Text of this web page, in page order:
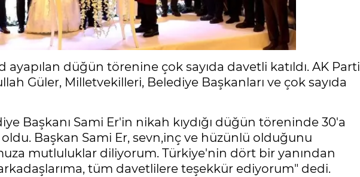
ayapılan düğün törenine çok sayıda davetli katıldı. AK Parti
Güler, Milletvekilleri, Belediye Başkanları ve çok sayıda
Başkanı Sami Er'in nikah kıydığı düğün töreninde 30'a
Başkan Sami Er, sevn,inç ve hüzünlü olduğunu
mutluluklar diliyorum. Türkiye'nin dört bir yanından
tüm davetlilere teşekkür ediyorum" dedi.